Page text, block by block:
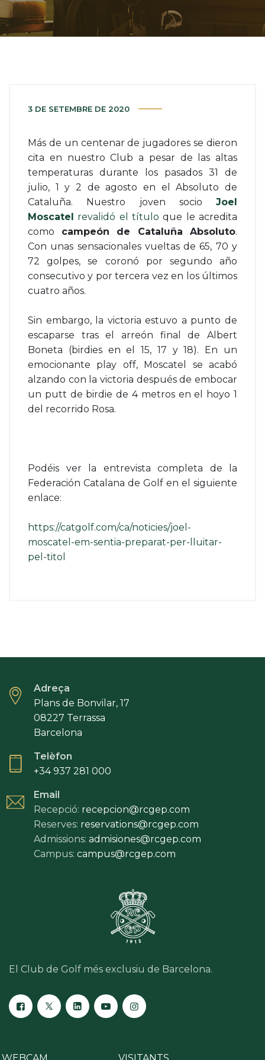
3 DE SETEMBRE DE 2020
Más de un centenar de jugadores se dieron
cita en nuestro Club a pesar de las altas
temperaturas durante los pasados 31 de
julio, 1 y 2 de agosto en el Absoluto de
Cataluña. Nuestro joven socio Joel
Moscatel revalidó el título que le acredita
como campeón de Cataluña Absoluto.
Con unas sensacionales vueltas de 65, 70 y
72 golpes, se coronó por segundo año
consecutivo y por tercera vez en los últimos
cuatro años.
Sin embargo, la victoria estuvo a punto de
escaparse tras el arreón final de Albert
Boneta (birdies en el 15, 17 y 18). En un
emocionante play off, Moscatel se acabó
alzando con la victoria después de embocar
un putt de birdie de 4 metros en el hoyo 1
del recorrido Rosa.
Podéis ver la entrevista completa de la
Federación Catalana de Golf en el siguiente
enlace:
https://catgolf.com/ca/noticies/joel-
moscatel-em-sentia-preparat-per-lluitar-
pel-titol
Adreça
Plans de Bonvilar, 17
08227 Terrassa
Barcelona
Telèfon
+34 937 281 000
Email
Recepció: recepcion@rcgep.com
Reserves: reservations@rcgep.com
Admissions: admisiones@rcgep.com
Campus: campus@rcgep.com
El Club de Golf més exclusiu de Barcelona.